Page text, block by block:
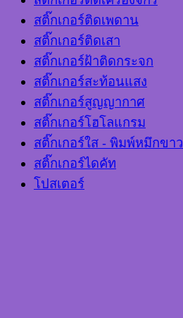
สติ๊กเกอร์ติดเพดาน
สติ๊กเกอร์ติดเสา
สติ๊กเกอร์ฝ้าติดกระจก
สติ๊กเกอร์สะท้อนแสง
สติ๊กเกอร์สูญญากาศ
สติ๊กเกอร์โฮโลแกรม
สติ๊กเกอร์ใส - พิมพ์หมึกขาว
สติ๊กเกอร์ไดคัท
โปสเตอร์